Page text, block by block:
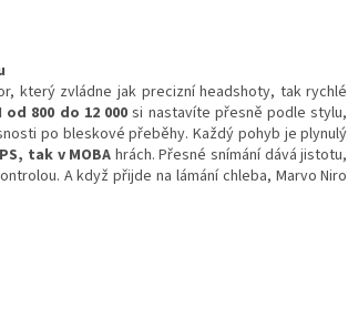
který zvládne jak precizní headshoty, tak rychlé
od 800 do 12 000si nastavíte přesně podle stylu,
po bleskové přeběhy. Každý pohyb je plynulý
tak v MOBA hrách. Přesné snímání dává jistotu,
A když přijde na lámání chleba, Marvo Niro